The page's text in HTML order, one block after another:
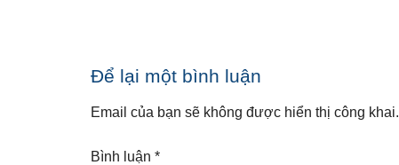
Reader
Interactions
Để lại một bình luận
Email của bạn sẽ không được hiển thị công khai.
Bình luận *